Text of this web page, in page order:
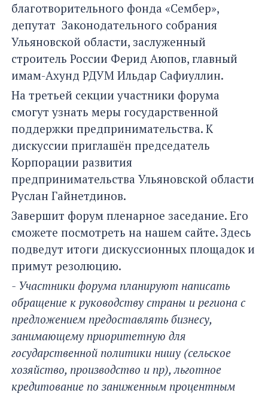
благотворительного фонда «Сембер»,
депутат Законодательного собрания
Ульяновской области, заслуженный
строитель России Ферид Аюпов, главный
имам-Ахунд РДУМ Ильдар Сафиуллин.
На третьей секции участники форума
смогут узнать меры государственной
поддержки предпринимательства. К
дискуссии приглашён председатель
Корпорации развития
предпринимательства Ульяновской области
Руслан Гайнетдинов.
Завершит форум пленарное заседание. Его
сможете посмотреть на нашем сайте. Здесь
подведут итоги дискуссионных площадок и
примут резолюцию.
- Участники форума планируют написать
обращение к руководству страны и региона с
предложением предоставлять бизнесу,
занимающему приоритетную для
государственной политики нишу (сельское
хозяйство, производство и пр), льготное
кредитование по заниженным процентным